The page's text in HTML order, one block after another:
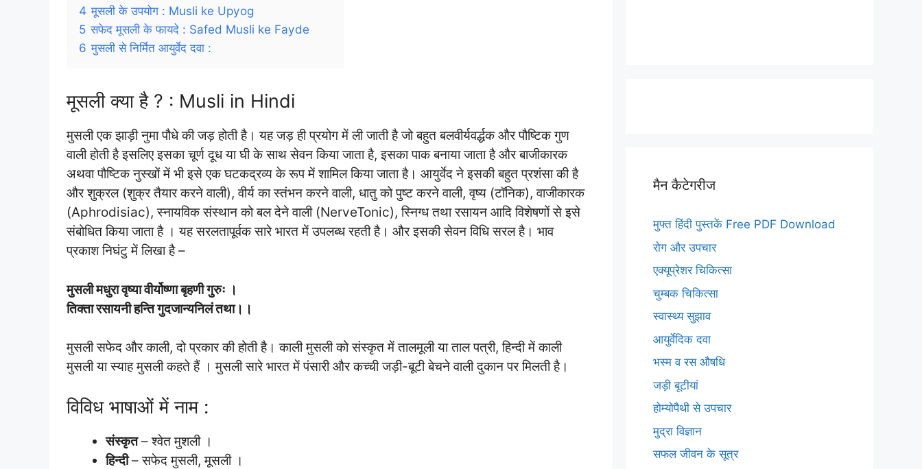
4 मूसली के उपयोग : Musli ke Upyog
5 सफेद मूसली के फायदे : Safed Musli ke Fayde
6 मुसली से निर्मित आयुर्वेद दवा :
मूसली क्या है ? : Musli in Hindi
मुसली एक झाड़ी नुमा पौधे की जड़ होती है। यह जड़ ही प्रयोग में ली जाती है जो बहुत बलवीर्यवर्द्धक और पौष्टिक गुण
वाली होती है इसलिए इसका चूर्ण दूध या घी के साथ सेवन किया जाता है, इसका पाक बनाया जाता है और बाजीकारक
अथवा पौष्टिक नुस्खों में भी इसे एक घटकद्रव्य के रूप में शामिल किया जाता है। आयुर्वेद ने इसकी बहुत प्रशंसा की है
और शुक्रल (शुक्र तैयार करने वाली), वीर्य का स्तंभन करने वाली, धातु को पुष्ट करने वाली, वृष्य (टॉनिक), वाजीकारक
(Aphrodisiac), स्नायविक संस्थान को बल देने वाली (NerveTonic), स्निग्ध तथा रसायन आदि विशेषणों से इसे
संबोधित किया जाता है । यह सरलतापूर्वक सारे भारत में उपलब्ध रहती है। और इसकी सेवन विधि सरल है। भाव
प्रकाश निघंटु में लिखा है –
मुसली मधुरा वृष्या वीर्योष्णा बृहणी गुरुः ।
तिक्ता रसायनी हन्ति गुदजान्यनिलं तथा।।
मुसली सफेद और काली, दो प्रकार की होती है। काली मुसली को संस्कृत में तालमूली या ताल पत्री, हिन्दी में काली
मुसली या स्याह मुसली कहते हैं । मुसली सारे भारत में पंसारी और कच्ची जड़ी-बूटी बेचने वाली दुकान पर मिलती है।
विविध भाषाओं में नाम :
संस्कृत– श्वेत मुशली ।
हिन्दी– सफेद मुसली, मूसली ।
मैन कैटेगरीज
मुफ्त हिंदी पुस्तकें Free PDF Download
रोग और उपचार
एक्यूप्रेशर चिकित्सा
चुम्बक चिकित्सा
स्वास्थ्य सुझाव
आयुर्वेदिक दवा
भस्म व रस औषधि
जड़ी बूटीयां
होम्योपैथी से उपचार
मुद्रा विज्ञान
सफल जीवन के सूत्र